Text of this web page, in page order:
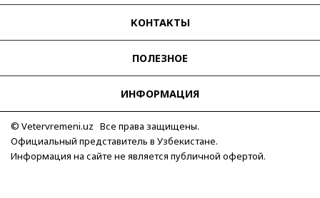
КОНТАКТЫ
ПОЛЕЗНОЕ
ИНФОРМАЦИЯ
© Vetervremeni.uz Все права защищены.
Официальный представитель в Узбекистане.
Информация на сайте не является публичной офертой.